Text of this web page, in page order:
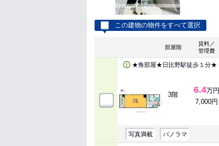
この建物の物件をすべて選択
部屋階
賃料／
管理費
★角部屋★日比野駅徒歩１分★
3階 6.4万円
7,000円
写真満載 パノラマ